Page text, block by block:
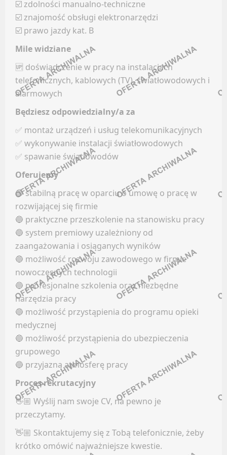
INSTALACJE / UTRZYMANIE / SERWIS
Oferty pracy
Kanały social media
Newsletter
IT (ADMINISTRACJA)
Oferty pracy
Kanały social media
Newsletter
KADRY / PŁACE
Oferty pracy
Kanały social media
Newsletter
KONTROLING
Oferty pracy
Kanały social media
Newsletter
KURIER / DOSTAWCA / KIEROWCA
Oferty pracy
Kanały social media
Newsletter
MAGAZYNIER / OPERATOR WÓZKA WIDŁOWEGO
Oferty pracy
Kanały social media
LinkedIn
Discord
Kanały kategorii
Kanały ogólne
Newsletter
FRANCZYZA
Facebook
LinkedIn
Discord
Kanały kategorii
Kanały ogólne
Newsletter
GAZOWNICTWO
Facebook
LinkedIn
Discord
Kanały kategorii
Kanały ogólne
Newsletter
GRAFIKA / ANIMACJA / UI & UX
Facebook
LinkedIn
Discord
Kanały kategorii
Kanały ogólne
Newsletter
☑️ zdolności manualno-techniczne
☑️ znajomość obsługi elektronarzędzi
☑️ prawo jazdy kat. B
Mile widziane
🆙 doświadczenie w pracy na instalacjach
telefonicznych, kablowych (TV), światłowodowych i
alarmowych
Będziesz odpowiedzialny/a za
✅ montaż urządzeń i usług telekomunikacyjnych
✅ wykonywanie instalacji światłowodowych
✅ spawanie światłowodów
Oferujemy
🔵 stabilną pracę w oparciu o umowę o pracę w
rozwijającej się firmie
🔵 praktyczne przeszkolenie na stanowisku pracy
🔵 system premiowy uzależniony od
zaangażowania i osiąganych wyników
🔵 możliwość rozwoju zawodowego w firmie
nowoczesnych technologii
🔵 profesjonalne szkolenia oraz niezbędne
narzędzia pracy
🔵 możliwość przystąpienia do programu opieki
medycznej
🔵 możliwość przystąpienia do ubezpieczenia
grupowego
🔵 przyjazną atmosferę pracy
Proces rekrutacyjny
👋🏼 Wyślij nam swoje CV, na pewno je
przeczytamy.
👋🏼 Skontaktujemy się z Tobą telefonicznie, żeby
krótko omówić najważniejsze kwestie.